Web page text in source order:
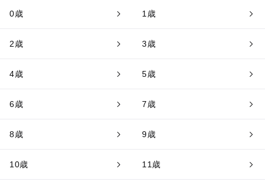
0歳 1歳
2歳 3歳
4歳 5歳
6歳 7歳
8歳 9歳
10歳 11歳